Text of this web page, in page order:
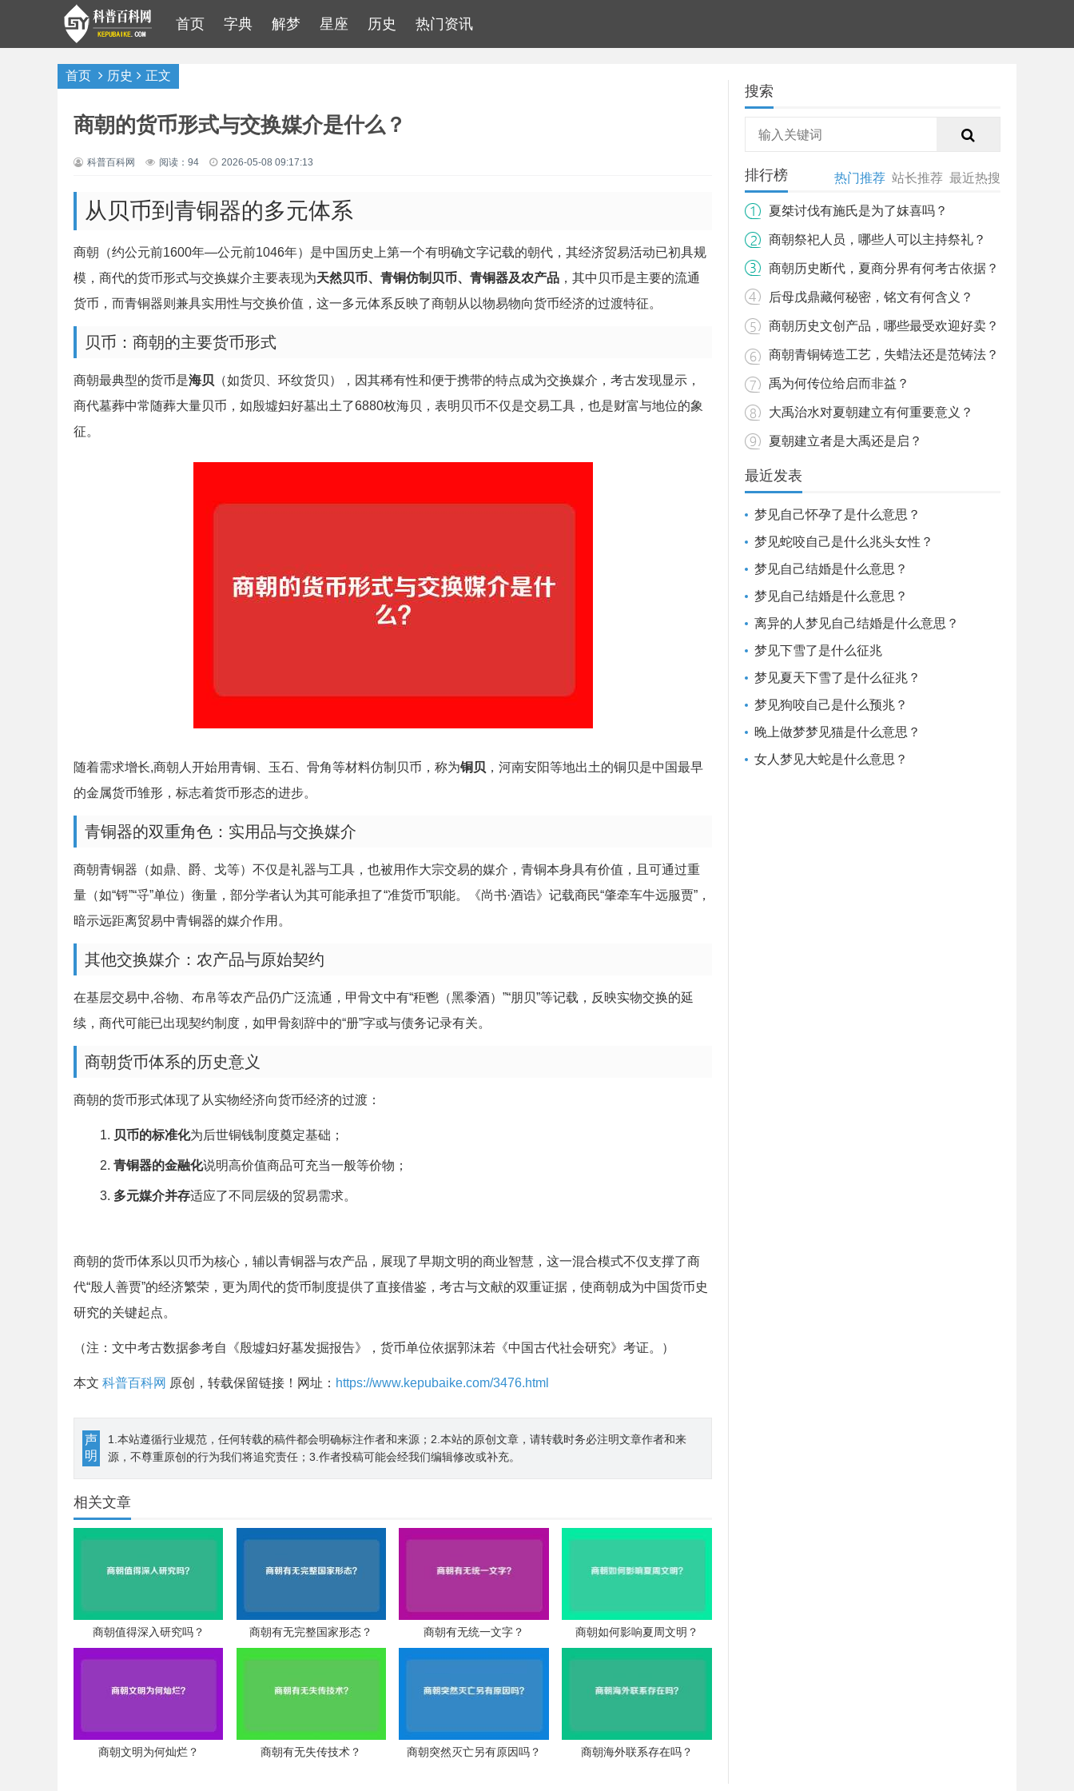
首页 字典 解梦 星座 历史 热门资讯
首页 历史 正文
商朝的货币形式与交换媒介是什么？
科普百科网 阅读：94 2026-05-08 09:17:13
从贝币到青铜器的多元体系
商朝（约公元前1600年—公元前1046年）是中国历史上第一个有明确文字记载的朝代，其经济贸易活动已初具规
模，商代的货币形式与交换媒介主要表现为天然贝币、青铜仿制贝币、青铜器及农产品 ，其中贝币是主要的流通
货币，而青铜器则兼具实用性与交换价值，这一多元体系反映了商朝从以物易物向货币经济的过渡特征。
贝币：商朝的主要货币形式
商朝最典型的货币是海贝 （如货贝、环纹货贝），因其稀有性和便于携带的特点成为交换媒介，考古发现显示，
商代墓葬中常随葬大量贝币，如殷墟妇好墓出土了6880枚海贝，表明贝币不仅是交易工具，也是财富与地位的象
征。
随着需求增长,商朝人开始用青铜、玉石、骨角等材料仿制贝币，称为铜贝 ，河南安阳等地出土的铜贝是中国最早
的金属货币雏形，标志着货币形态的进步。
青铜器的双重角色：实用品与交换媒介
商朝青铜器（如鼎、爵、戈等）不仅是礼器与工具，也被用作大宗交易的媒介，青铜本身具有价值，且可通过重
量（如“锊”“寽”单位）衡量，部分学者认为其可能承担了“准货币”职能。《尚书·酒诰》记载商民“肇牵车牛远服贾”，
暗示远距离贸易中青铜器的媒介作用。
其他交换媒介：农产品与原始契约
在基层交易中,谷物、布帛等农产品仍广泛流通，甲骨文中有“秬鬯（黑黍酒）”“朋贝”等记载，反映实物交换的延
续，商代可能已出现契约制度，如甲骨刻辞中的“册”字或与债务记录有关。
商朝货币体系的历史意义
商朝的货币形式体现了从实物经济向货币经济的过渡：
贝币的标准化为后世铜钱制度奠定基础；
青铜器的金融化说明高价值商品可充当一般等价物；
多元媒介并存适应了不同层级的贸易需求。
商朝的货币体系以贝币为核心，辅以青铜器与农产品，展现了早期文明的商业智慧，这一混合模式不仅支撑了商
代“殷人善贾”的经济繁荣，更为周代的货币制度提供了直接借鉴，考古与文献的双重证据，使商朝成为中国货币史
研究的关键起点。
（注：文中考古数据参考自《殷墟妇好墓发掘报告》，货币单位依据郭沫若《中国古代社会研究》考证。）
本文 科普百科网 原创，转载保留链接！网址： https://www.kepubaike.com/3476.html
声
明
1.本站遵循行业规范，任何转载的稿件都会明确标注作者和来源；2.本站的原创文章，请转载时务必注明文章作者和来
源，不尊重原创的行为我们将追究责任；3.作者投稿可能会经我们编辑修改或补充。
相关文章
商朝值得深入研究吗？ 商朝有无完整国家形态？ 商朝有无统一文字？ 商朝如何影响夏周文明？
商朝文明为何灿烂？ 商朝有无失传技术？ 商朝突然灭亡另有原因吗？ 商朝海外联系存在吗？
搜索
排行榜 热门推荐 站长推荐 最近热搜
夏桀讨伐有施氏是为了妺喜吗？
商朝祭祀人员，哪些人可以主持祭礼？
商朝历史断代，夏商分界有何考古依据？
后母戊鼎藏何秘密，铭文有何含义？
商朝历史文创产品，哪些最受欢迎好卖？
商朝青铜铸造工艺，失蜡法还是范铸法？
禹为何传位给启而非益？
大禹治水对夏朝建立有何重要意义？
夏朝建立者是大禹还是启？
最近发表
梦见自己怀孕了是什么意思？
梦见蛇咬自己是什么兆头女性？
梦见自己结婚是什么意思？
梦见自己结婚是什么意思？
离异的人梦见自己结婚是什么意思？
梦见下雪了是什么征兆
梦见夏天下雪了是什么征兆？
梦见狗咬自己是什么预兆？
晚上做梦梦见猫是什么意思？
女人梦见大蛇是什么意思？